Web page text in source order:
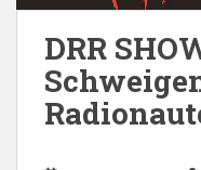
DRR